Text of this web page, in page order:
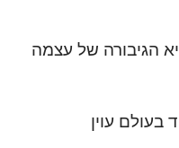
הגיבורה של עצמה
בעולם עוין